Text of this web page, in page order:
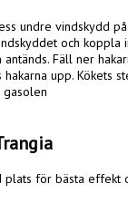
undre vindskydd
och koppla
Fäll ner
upp. Kökets
gasolen
plats för bästa